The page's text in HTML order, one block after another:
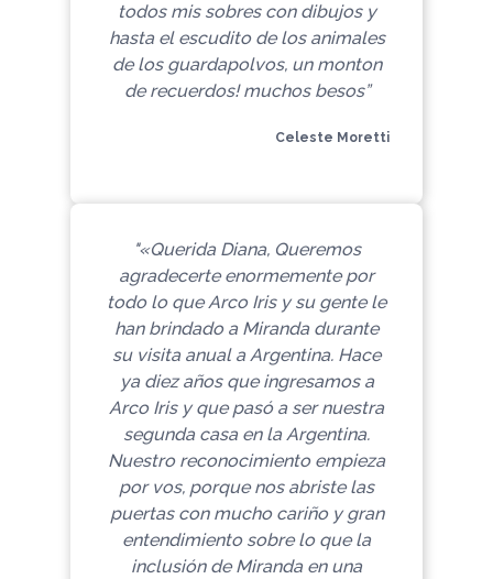
todos mis sobres con dibujos y
hasta el escudito de los animales
de los guardapolvos, un monton
de recuerdos! muchos besos”
Celeste Moretti
"«Querida Diana, Queremos
agradecerte enormemente por
todo lo que Arco Iris y su gente le
han brindado a Miranda durante
su visita anual a Argentina. Hace
ya diez años que ingresamos a
Arco Iris y que pasó a ser nuestra
segunda casa en la Argentina.
Nuestro reconocimiento empieza
por vos, porque nos abriste las
puertas con mucho cariño y gran
entendimiento sobre lo que la
inclusión de Miranda en una